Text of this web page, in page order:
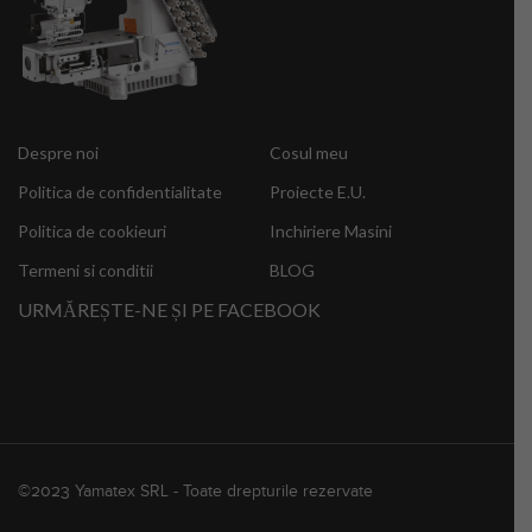
Despre noi
Politica de confidentialitate
Politica de cookieuri
Termeni si conditii
Cosul meu
Proiecte E.U.
Inchiriere Masini
BLOG
URMĂREȘTE-NE ȘI PE FACEBOOK
©2023 Yamatex SRL - Toate drepturile rezervate